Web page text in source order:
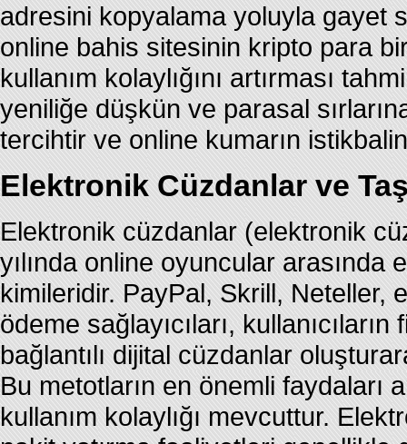
adresini kopyalama yoluyla gayet
online bahis sitesinin kripto para
kullanım kolaylığını artırması
yeniliğe düşkün ve parasal
tercihtir ve online kumarın
Elektronik Cüzdanlar ve
Elektronik cüzdanlar (elektronik
yılında online oyuncular
kimileridir. PayPal, Skrill, Neteller,
ödeme sağlayıcıları,
bağlantılı dijital cüzdanlar
Bu metotların en önemli faydaları
kullanım kolaylığı mevcuttur.